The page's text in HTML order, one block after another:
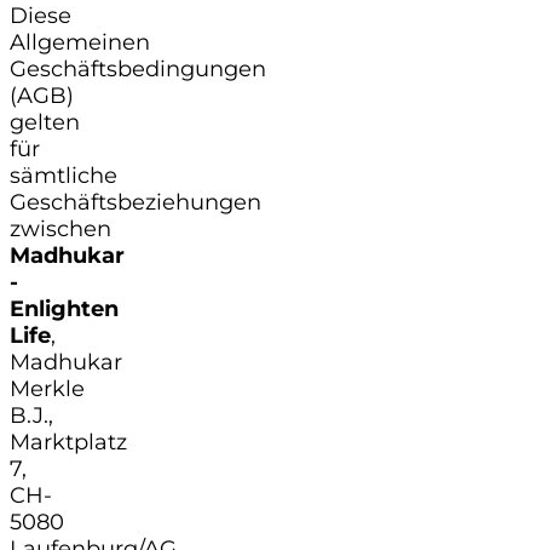
Diese
Allgemeinen
Geschäftsbedingungen
(AGB)
gelten
für
sämtliche
Geschäftsbeziehungen
zwischen
Madhukar
-
Enlighten
Life,
Madhukar
Merkle
B.J.,
Marktplatz
7,
CH-
5080